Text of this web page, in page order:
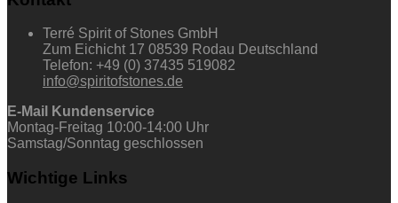
Terré Spirit of Stones GmbH
Zum Eichicht 17 08539 Rodau Deutschland
Telefon: +49 (0) 37435 519082
info@spiritofstones.de
E-Mail Kundenservice
Montag-Freitag 10:00-14:00 Uhr
Samstag/Sonntag geschlossen
Wichtige Links